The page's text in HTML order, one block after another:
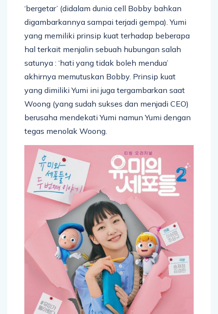
‘bergetar’ (didalam dunia cell Bobby bahkan
digambarkannya sampai terjadi gempa). Yumi
yang memiliki prinsip kuat terhadap beberapa
hal terkait menjalin sebuah hubungan salah
satunya : ‘hati yang tidak boleh mendua’
akhirnya memutuskan Bobby. Prinsip kuat
yang dimiliki Yumi ini juga tergambarkan saat
Woong (yang sudah sukses dan menjadi CEO)
berusaha mendekati Yumi namun Yumi dengan
tegas menolak Woong.